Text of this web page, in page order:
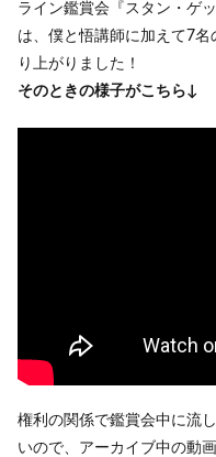
ライン鑑賞会『スタン・ゲ
は、僕と悟講師に加えて7
り上がりました！
そのときの様子がこちら↓
権利の関係で鑑賞会中に流
いので、アーカイブ中の動